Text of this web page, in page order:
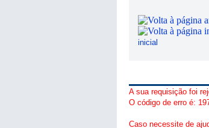
inicial
A sua requisição foi
O código de erro é:
Caso necessite de